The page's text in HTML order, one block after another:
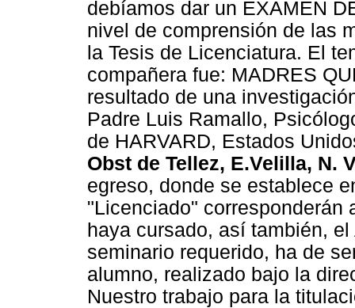
debíamos dar un EXAMEN
nivel de comprensión de las
la Tesis de Licenciatura. El
compañera fue: MADRES
resultado de una
Padre Luis Ramallo,
de HARVARD, Estados
Obst de Tellez, E.Velilla, N.
egreso, donde se establece
"Licenciado" corresponderán
haya cursado, así también,
seminario requerido, ha de
alumno, realizado bajo la
Nuestro trabajo para la